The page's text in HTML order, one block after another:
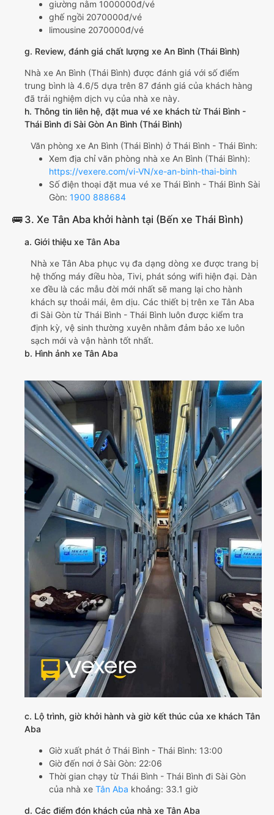
giường nằm 1000000đ/vé
ghế ngồi 2070000đ/vé
limousine 2070000đ/vé
g. Review, đánh giá chất lượng xe An Bình (Thái Bình)
Nhà xe An Bình (Thái Bình) được đánh giá với số điểm
trung bình là 4.6/5 dựa trên 87 đánh giá của khách hàng
đã trải nghiệm dịch vụ của nhà xe này.
h. Thông tin liên hệ, đặt mua vé xe khách từ Thái Bình -
Thái Bình đi Sài Gòn An Bình (Thái Bình)
Văn phòng xe An Bình (Thái Bình) ở Thái Bình - Thái Bình:
Xem địa chỉ văn phòng nhà xe An Bình (Thái Bình):
https://vexere.com/vi-VN/xe-an-binh-thai-binh
Số điện thoại đặt mua vé xe Thái Bình - Thái Bình Sài
Gòn: 1900 888684
🚌 3. Xe Tân Aba khởi hành tại (Bến xe Thái Bình)
a. Giới thiệu xe Tân Aba
Nhà xe Tân Aba phục vụ đa dạng dòng xe được trang bị
hệ thống máy điều hòa, Tivi, phát sóng wifi hiện đại. Dàn
xe đều là các mẫu đời mới nhất sẽ mang lại cho hành
khách sự thoải mái, êm dịu. Các thiết bị trên xe Tân Aba
đi Sài Gòn từ Thái Bình - Thái Bình luôn được kiểm tra
định kỳ, vệ sinh thường xuyên nhằm đảm bảo xe luôn
sạch mới và vận hành tốt nhất.
b. Hình ảnh xe Tân Aba
c. Lộ trình, giờ khởi hành và giờ kết thúc của xe khách Tân
Aba
Giờ xuất phát ở Thái Bình - Thái Bình: 13:00
Giờ đến nơi ở Sài Gòn: 22:06
Thời gian chạy từ Thái Bình - Thái Bình đi Sài Gòn
của nhà xe Tân Aba khoảng: 33.1 giờ
d. Các điểm đón khách của nhà xe Tân Aba